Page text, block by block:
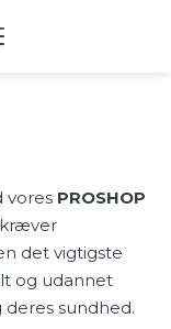
vores PROSHOP
det vigtigste
og udannet
sundhed.